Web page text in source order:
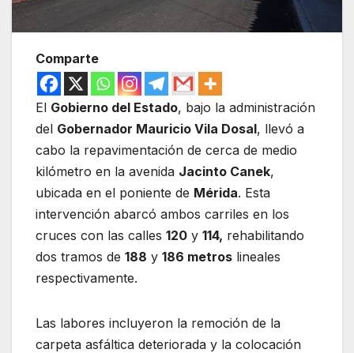
Comparte
El Gobierno del Estado, bajo la administración
del Gobernador Mauricio Vila Dosal, llevó a
cabo la repavimentación de cerca de medio
kilómetro en la avenida Jacinto Canek,
ubicada en el poniente de Mérida. Esta
intervención abarcó ambos carriles en los
cruces con las calles 120 y 114, rehabilitando
dos tramos de 188 y 186 metros lineales
respectivamente.
Las labores incluyeron la remoción de la
carpeta asfáltica deteriorada y la colocación